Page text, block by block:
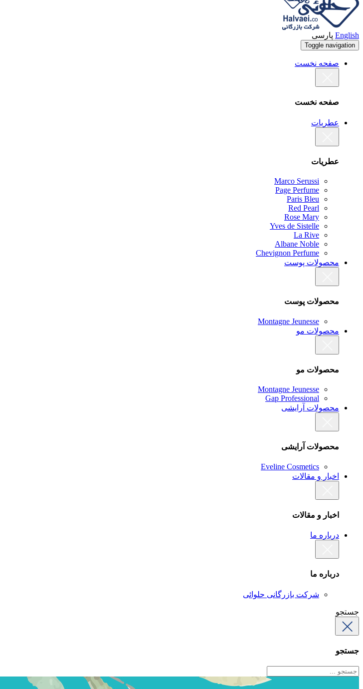
English پارسی
Toggle navigation
صفحه نخست
صفحه نخست
عطریات
عطریات
Marco Serussi
Page Perfume
Paris Bleu
Red Pearl
Rose Mary
Yves de Sistelle
La Rive
Albane Noble
Chevignon Perfume
محصولات پوست
محصولات پوست
Montagne Jeunesse
محصولات مو
محصولات مو
Montagne Jeunesse
Gap Professional
محصولات آرایشی
محصولات آرایشی
Eveline Cosmetics
اخبار و مقالات
اخبار و مقالات
درباره ما
درباره ما
شرکت بازرگانی حلوائی
جستجو
جستجو